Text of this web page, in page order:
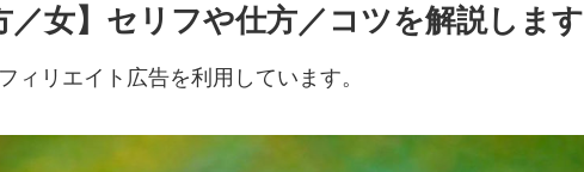
／女】セリフや仕方／コツを解説します
ィリエイト広告を利用しています。